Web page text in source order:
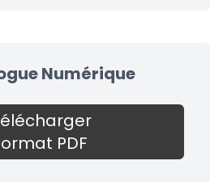
Numérique
PDF